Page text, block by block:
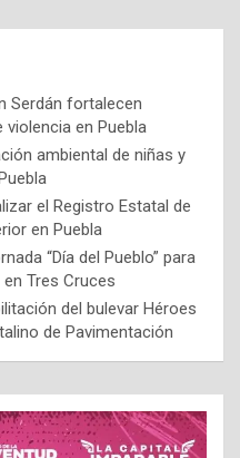
Serdán fortalecen
en Puebla
ambiental de niñas y
el Registro Estatal de
en Puebla
“Día del Pueblo” para
Tres Cruces
del bulevar Héroes
de Pavimentación